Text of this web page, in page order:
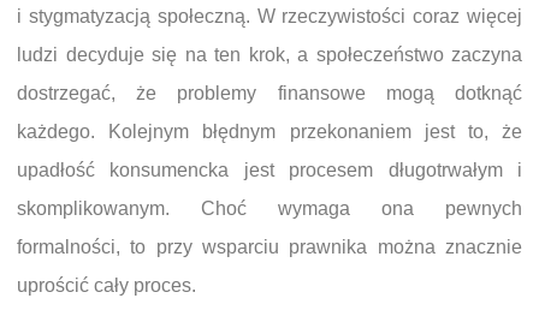
i stygmatyzacją społeczną. W rzeczywistości coraz więcej
ludzi decyduje się na ten krok, a społeczeństwo zaczyna
dostrzegać, że problemy finansowe mogą dotknąć
każdego. Kolejnym błędnym przekonaniem jest to, że
upadłość konsumencka jest procesem długotrwałym i
skomplikowanym. Choć wymaga ona pewnych
formalności, to przy wsparciu prawnika można znacznie
uprościć cały proces.